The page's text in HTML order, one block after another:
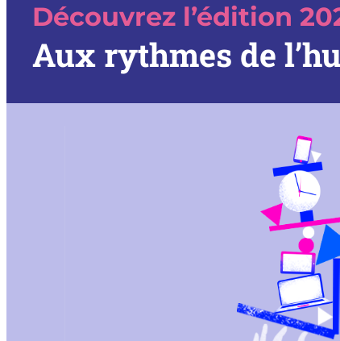
Découvrez l’édition
Aux rythmes de